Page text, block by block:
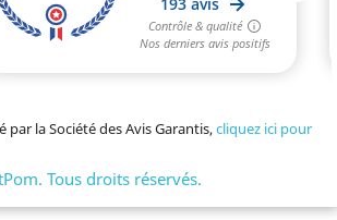
la Société des Avis Garantis,cliquez ici pour
Tous droits réservés.